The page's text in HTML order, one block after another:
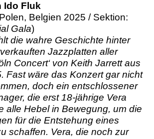
Ido Fluk
Belgien 2025 / Sektion:
Gala)
die wahre Geschichte hinter
Jazzplatten aller
Concert‘ von Keith Jarrett aus
Fast wäre das Konzert gar nicht
doch ein entschlossener
die erst 18-jährige Vera
alle Hebel in Bewegung, um die
für die Entstehung eines
schaffen. Vera, die noch zur